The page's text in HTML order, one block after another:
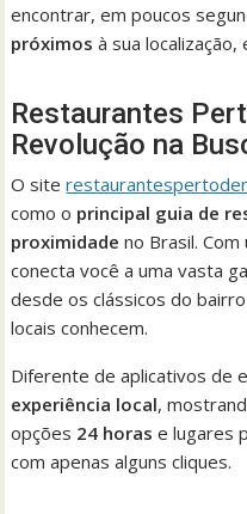
encontrar, em poucos
próximos à sua
Restaurantes
Revolução na
O site
como o principal guia de
proximidade no Brasil.
conecta você a uma vasta
desde os clássicos do
locais conhecem.
Diferente de aplicativos de
experiência local,
opções 24 horas e lugares
com apenas alguns cliques.